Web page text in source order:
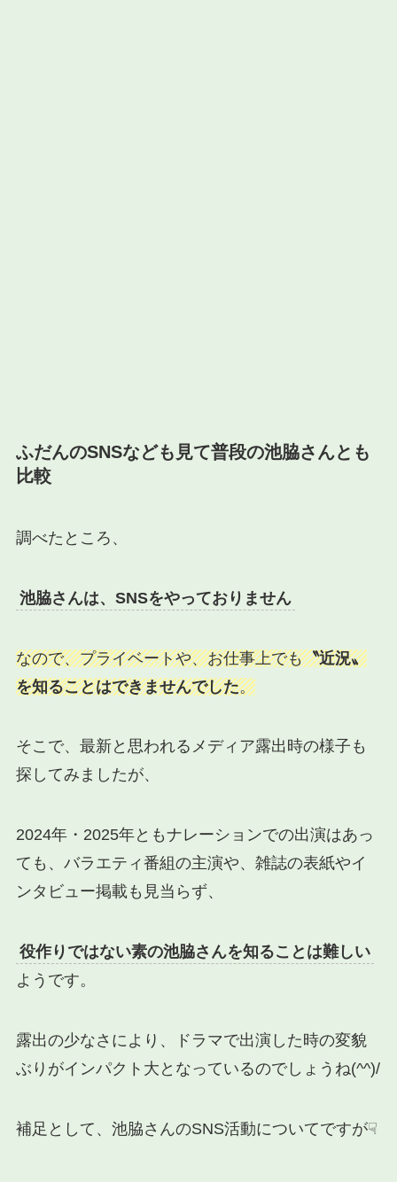
ふだんのSNSなども見て普段の池脇さんとも
比較
調べたところ、
池脇さんは、SNSをやっておりません
なので、プライベートや、お仕事上でも〝近況〟
を知ることはできませんでした。
そこで、最新と思われるメディア露出時の様子も
探してみましたが、
2024年・2025年ともナレーションでの出演はあっ
ても、バラエティ番組の主演や、雑誌の表紙やイ
ンタビュー掲載も見当らず、
役作りではない素の池脇さんを知ることは難しい
ようです。
露出の少なさにより、ドラマで出演した時の変貌
ぶりがインパクト大となっているのでしょうね(^^)/
補足として、池脇さんのSNS活動についてですが☟